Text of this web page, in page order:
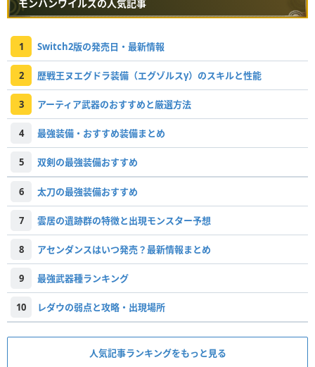
モンハンワイルズの人気記事
1 Switch2版の発売日・最新情報
2 歴戦王ヌエグドラ装備（エグゾルスγ）のスキルと性能
3 アーティア武器のおすすめと厳選方法
4 最強装備・おすすめ装備まとめ
5 双剣の最強装備おすすめ
6 太刀の最強装備おすすめ
7 雲居の遺跡群の特徴と出現モンスター予想
8 アセンダンスはいつ発売？最新情報まとめ
9 最強武器種ランキング
10 レダウの弱点と攻略・出現場所
人気記事ランキングをもっと見る